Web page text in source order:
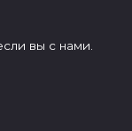
вы с нами.